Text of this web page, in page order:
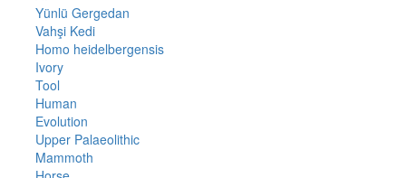
Yünlü Gergedan
Vahşi Kedi
Homo heidelbergensis
Ivory
Tool
Human
Evolution
Upper Palaeolithic
Mammoth